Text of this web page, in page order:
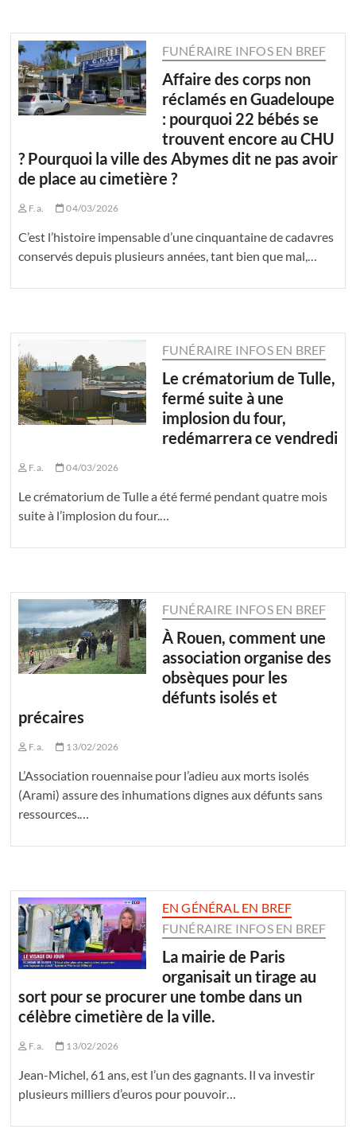
FUNÉRAIRE INFOS EN BREF
Affaire des corps non
réclamés en Guadeloupe
: pourquoi 22 bébés se
trouvent encore au CHU
? Pourquoi la ville des Abymes dit ne pas avoir
de place au cimetière ?
F.a. 04/03/2026
C’est l’histoire impensable d’une cinquantaine de cadavres
conservés depuis plusieurs années, tant bien que mal,…
FUNÉRAIRE INFOS EN BREF
Le crématorium de Tulle,
fermé suite à une
implosion du four,
redémarrera ce vendredi
F.a. 04/03/2026
Le crématorium de Tulle a été fermé pendant quatre mois
suite à l’implosion du four.…
FUNÉRAIRE INFOS EN BREF
À Rouen, comment une
association organise des
obsèques pour les
défunts isolés et
précaires
F.a. 13/02/2026
L’Association rouennaise pour l’adieu aux morts isolés
(Arami) assure des inhumations dignes aux défunts sans
ressources.…
EN GÉNÉRAL EN BREF
FUNÉRAIRE INFOS EN BREF
La mairie de Paris
organisait un tirage au
sort pour se procurer une tombe dans un
célèbre cimetière de la ville.
F.a. 13/02/2026
Jean-Michel, 61 ans, est l’un des gagnants. Il va investir
plusieurs milliers d’euros pour pouvoir…